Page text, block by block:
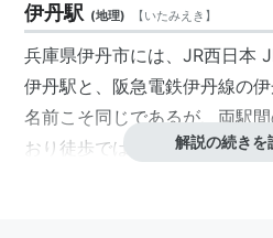
伊丹駅 (地理) 【いたみえき 】
兵庫県伊丹市には、JR西日本
伊丹駅と、 阪急電鉄伊丹線の
名前こそ同じであるが、両駅
おり徒歩では約10分ほどかか
解説の続きを